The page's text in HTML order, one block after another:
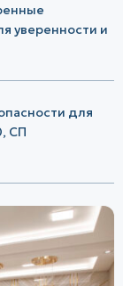
уверенности и
для
СП